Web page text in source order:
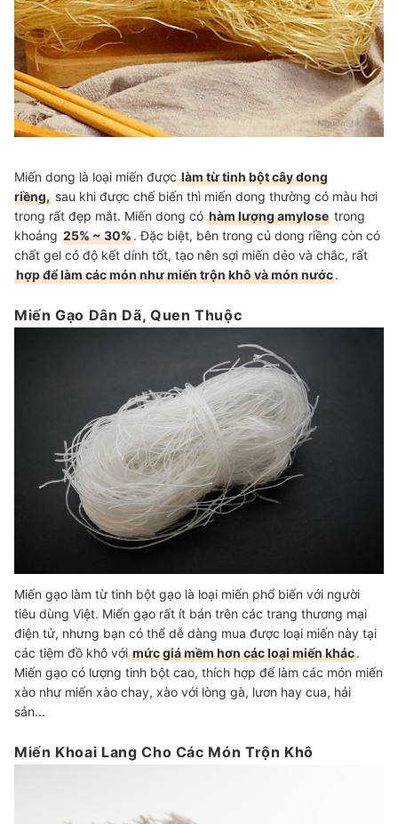
Nguồn: tiki.vn
Miến dong là loại miến đượclàm từ tinh bột cây dong
riềng, sau khi được chế biến thì miến dong thường có màu hơi
trong rất đẹp mắt. Miến dong có hàm lượng amylose trong
khoảng 25% ~ 30%. Đặc biệt, bên trong củ dong riềng còn có
chất gel có độ kết dính tốt, tạo nên sợi miến dẻo và chắc, rất
hợp để làm các món như miến trộn khô và món nước.
Miến Gạo Dân Dã, Quen Thuộc
Miến gạo làm từ tinh bột gạo là loại miến phổ biến với người
tiêu dùng Việt. Miến gạo rất ít bán trên các trang thương mại
điện tử, nhưng bạn có thể dễ dàng mua được loại miến này tại
các tiệm đồ khô vớimức giá mềm hơn các loại miến khác.
Miến gạo có lượng tinh bột cao, thích hợp để làm các món miến
xào như miến xào chay, xào với lòng gà, lươn hay cua, hải
sản...
Miến Khoai Lang Cho Các Món Trộn Khô